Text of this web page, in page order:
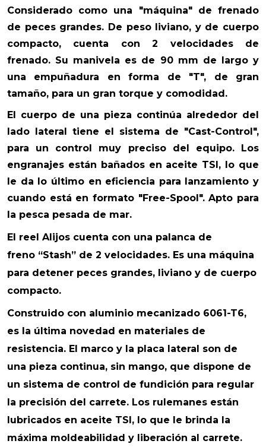
Considerado como una "máquina" de frenado
de peces grandes. De peso liviano, y de cuerpo
compacto, cuenta con 2 velocidades de
frenado. Su manivela es de 90 mm de largo y
una empuñadura en forma de "T", de gran
tamaño, para un gran torque y comodidad.
El cuerpo de una pieza continúa alrededor del
lado lateral tiene el sistema de "Cast-Control",
para un control muy preciso del equipo. Los
engranajes están bañados en aceite TSI, lo que
le da lo último en eficiencia para lanzamiento y
cuando está en formato "Free-Spool". Apto para
la pesca pesada de mar.
El reel Alijos cuenta con una palanca de
freno “Stash” de 2 velocidades. Es una máquina
para detener peces grandes, liviano y de cuerpo
compacto.
Construido con aluminio mecanizado 6061-T6,
es la última novedad en materiales de
resistencia. El marco y la placa lateral son de
una pieza continua, sin mango, que dispone de
un sistema de control de fundición para regular
la precisión del carrete. Los rulemanes están
lubricados en aceite TSI, lo que le brinda la
máxima moldeabilidad y liberación al carrete.